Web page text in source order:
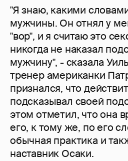
"Я знаю, какими
мужчины. Он отнял у
"вор", и я считаю это
никогда не наказал
мужчину", - сказала
тренер американки
признался, что
подсказывал своей
этом отметил, что она
его, к тому же, по его
обычная практика и
наставник Осаки.